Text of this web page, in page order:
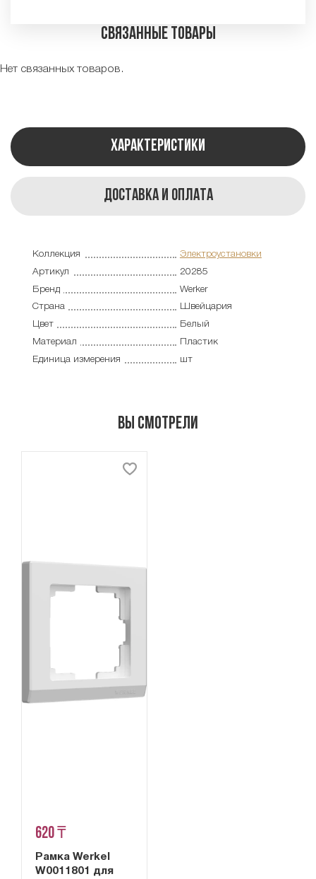
Связанные товары
Нет связанных товаров.
Характеристики
Доставка и оплата
Коллекция
Электроустановки
Артикул
20285
Бренд
Werker
Страна
Швейцария
Цвет
Белый
Материал
Пластик
Единица измерения
шт
Вы смотрели
620 ₸
Рамка Werkel
W0011801 для